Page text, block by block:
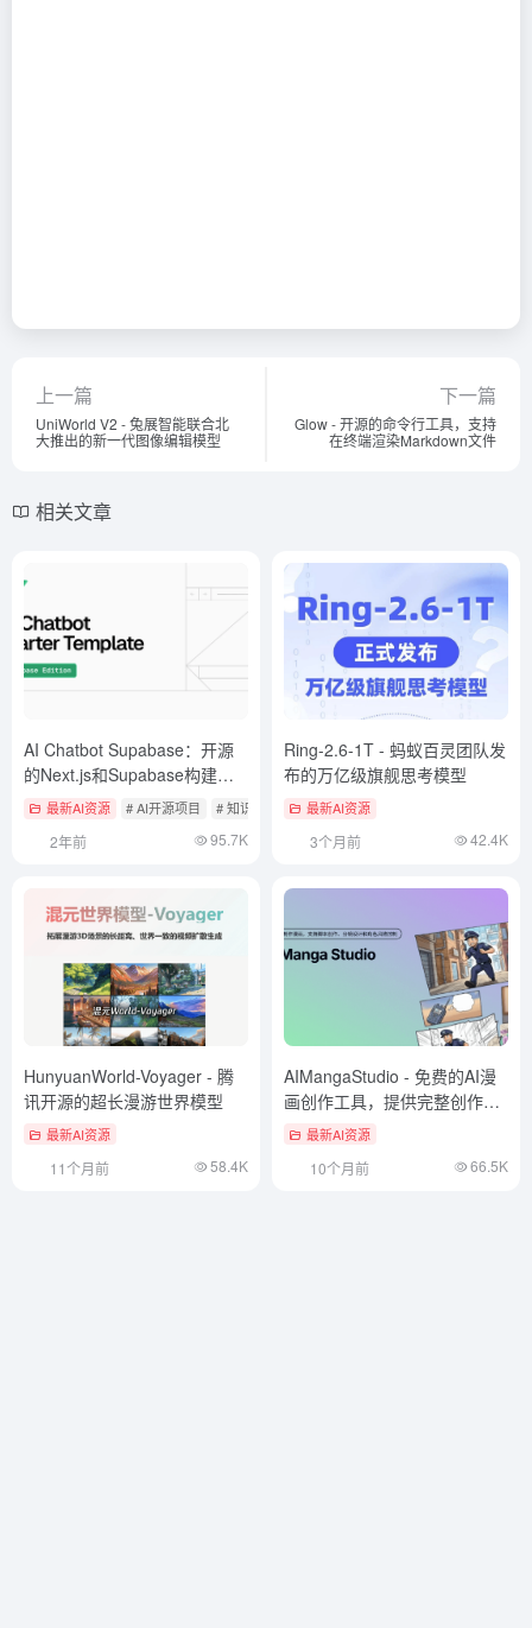
上一篇
UniWorld V2 - 兔展智能联合北
大推出的新一代图像编辑模型
下一篇
Glow - 开源的命令行工具，支持
在终端渲染Markdown文件
相关文章
AI Chatbot Supabase：开源
的Next.js和Supabase构建的
AI聊天机器人，快速部署到
最新AI资源 # AI开源项目 # 知识检索与RAG框架
2年前 95.7K
Ring-2.6-1T - 蚂蚁百灵团队发
布的万亿级旗舰思考模型
最新AI资源
3个月前 42.4K
HunyuanWorld-Voyager - 腾
讯开源的超长漫游世界模型
最新AI资源
11个月前 58.4K
AIMangaStudio - 免费的AI漫
画创作工具，提供完整创作流
程 最新AI资源
10个月前 66.5K